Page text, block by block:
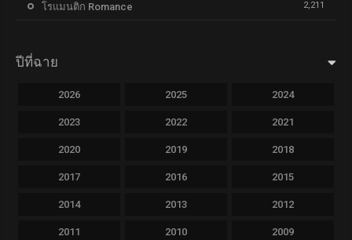
โรแมนติก Romance 2,211
ปีที่ฉาย
2026 2025 2024
2023 2022 2021
2020 2019 2018
2017 2016 2015
2014 2013 2012
2011 2010 2009